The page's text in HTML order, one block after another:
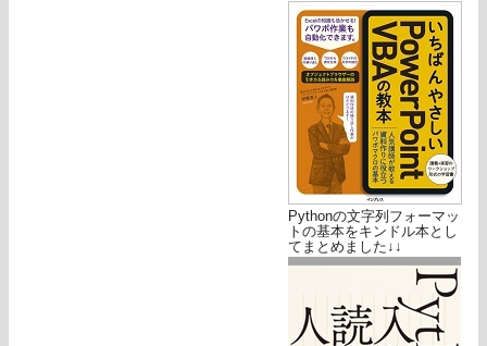
Pythonの文字列フォーマッ
トの基本をキンドル本とし
てまとめました↓↓